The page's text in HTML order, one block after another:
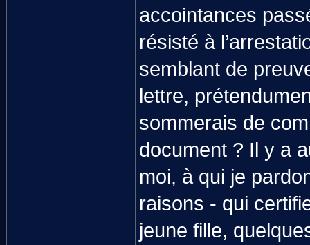
accointances
résisté à
semblant de
lettre,
sommerais de
document ? Il y a
moi, à qui je
raisons - qui
jeune fille,